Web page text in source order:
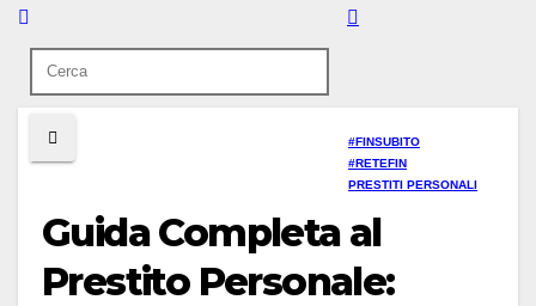
#FINSUBITO
#RETEFIN
PRESTITI PERSONALI
Guida Completa al
Prestito Personale: